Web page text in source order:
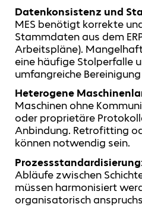
Datenkonsistenz und
MES benötigt korrekte
Stammdaten aus dem
Arbeitspläne).
eine häufige Stolperfalle
umfangreiche
Heterogene
Maschinen ohne
oder proprietäre
Anbindung. Retrofitting
können notwendig sein.
Prozessstandardisierung
Abläufe zwischen
müssen harmonisiert
organisatorisch